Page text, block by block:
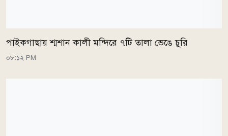
পাইকগাছায় শ্মশান কালী মন্দিরে ৭টি তালা ভেঙে চুরি
০৮:১২ PM